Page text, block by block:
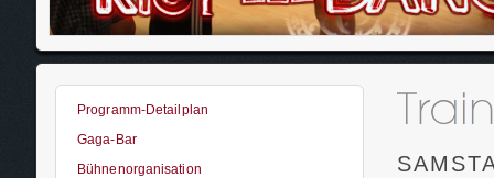
Programm-Detailplan
Gaga-Bar
Bühnenorganisation